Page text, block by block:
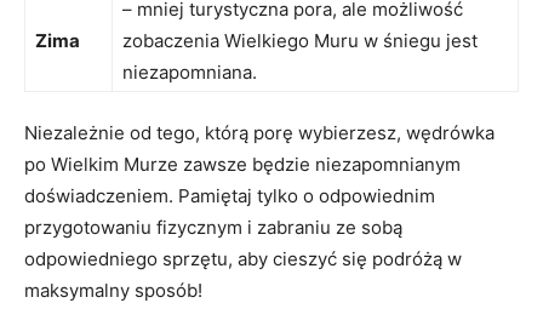
Zima
– mniej turystyczna pora, ale ​możliwość
‌zobaczenia Wielkiego Muru w ‍śniegu jest ​
niezapomniana.
Niezależnie ‌od tego, którą porę wybierzesz, wędrówka
po Wielkim Murze zawsze ‍będzie ⁣niezapomnianym
doświadczeniem. Pamiętaj tylko⁤ o odpowiednim
przygotowaniu fizycznym i zabraniu ze sobą
odpowiedniego sprzętu, aby cieszyć się podróżą w
maksymalny sposób!